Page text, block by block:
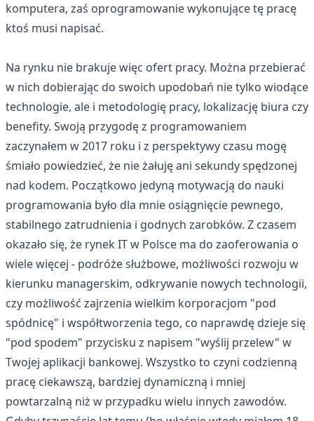
komputera, zaś oprogramowanie wykonujące tę pracę
ktoś musi napisać.
Na rynku nie brakuje więc ofert pracy. Można przebierać
w nich dobierając do swoich upodobań nie tylko wiodące
technologie, ale i metodologię pracy, lokalizację biura czy
benefity. Swoją przygodę z programowaniem
zaczynałem w 2017 roku i z perspektywy czasu mogę
śmiało powiedzieć, że nie żałuję ani sekundy spędzonej
nad kodem. Początkowo jedyną motywacją do nauki
programowania było dla mnie osiągnięcie pewnego,
stabilnego zatrudnienia i godnych zarobków. Z czasem
okazało się, że rynek IT w Polsce ma do zaoferowania o
wiele więcej - podróże służbowe, możliwości rozwoju w
kierunku managerskim, odkrywanie nowych technologii,
czy możliwość zajrzenia wielkim korporacjom "pod
spódnicę" i współtworzenia tego, co naprawdę dzieje się
"pod spodem" przycisku z napisem "wyślij przelew" w
Twojej aplikacji bankowej. Wszystko to czyni codzienną
pracę ciekawszą, bardziej dynamiczną i mniej
powtarzalną niż w przypadku wielu innych zawodów.